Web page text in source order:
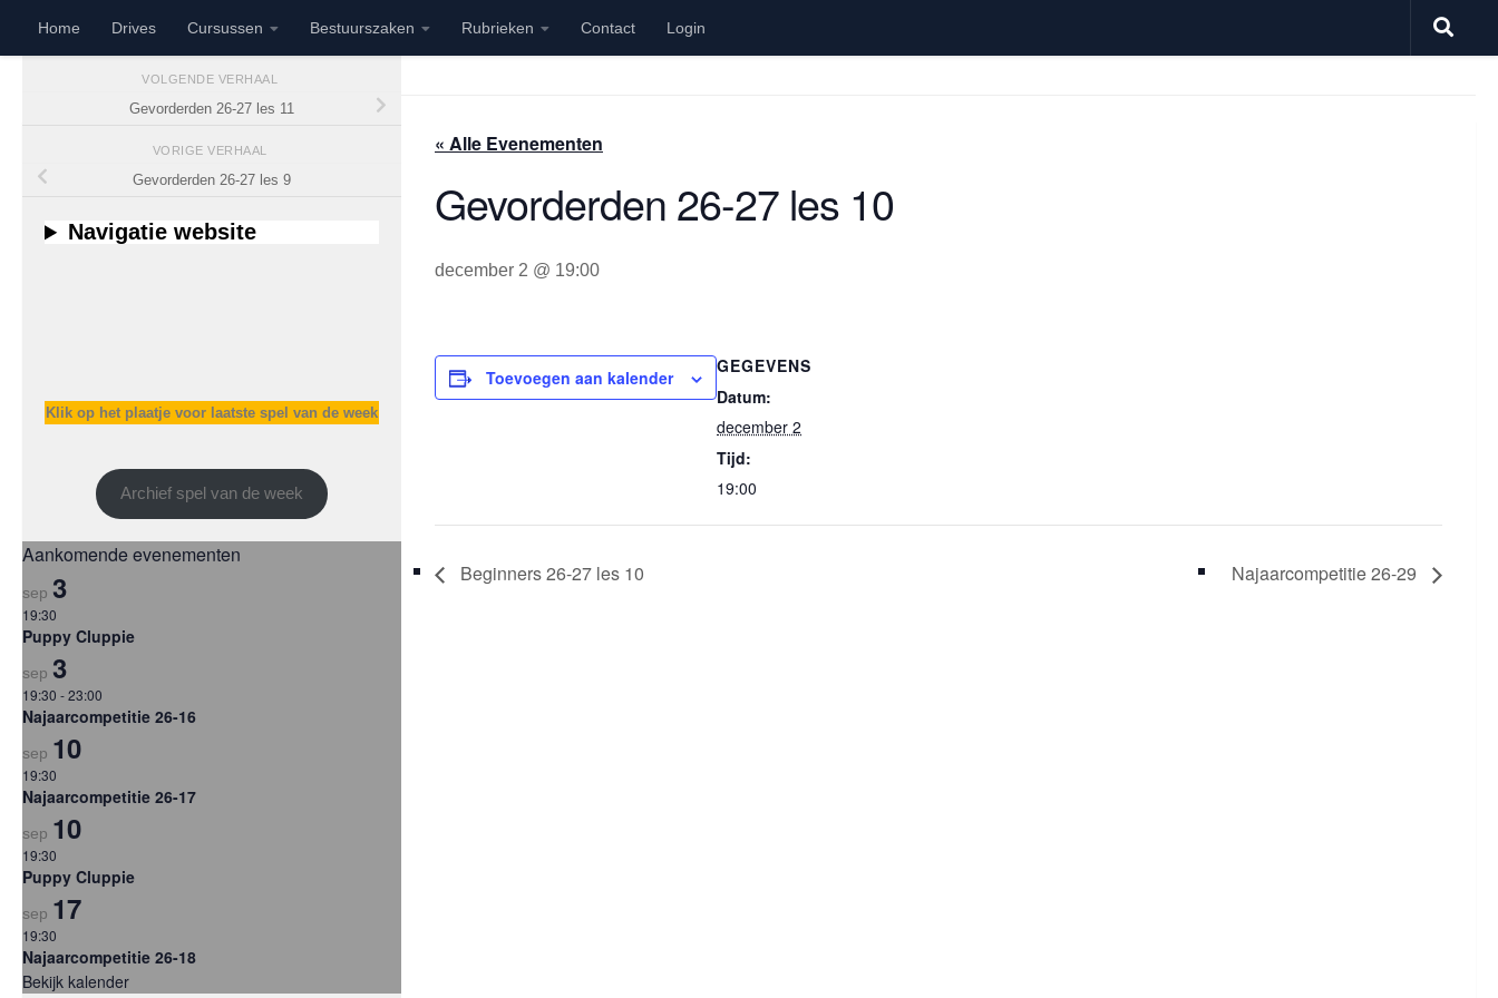
Doorgaan naar inhoud
Home Drives Cursussen Bestuurszaken Rubrieken Contact Login
« Alle Evenementen
Gevorderden 26-27 les 10
december 2 @ 19:00
Toevoegen aan kalender
GEGEVENS
Datum:
december 2
Tijd:
19:00
Beginners 26-27 les 10 Najaarcompetitie 26-29
VOLGENDE VERHAAL
Gevorderden 26-27 les 11
VORIGE VERHAAL
Gevorderden 26-27 les 9
Navigatie website
Klik op het plaatje voor laatste spel van de week
Archief spel van de week
Aankomende evenementen
sep 3
19:30
Puppy Cluppie
sep 3
19:30 -23:00
Najaarcompetitie 26-16
sep 10
19:30
Najaarcompetitie 26-17
sep 10
19:30
Puppy Cluppie
sep 17
19:30
Najaarcompetitie 26-18
Bekijk kalender